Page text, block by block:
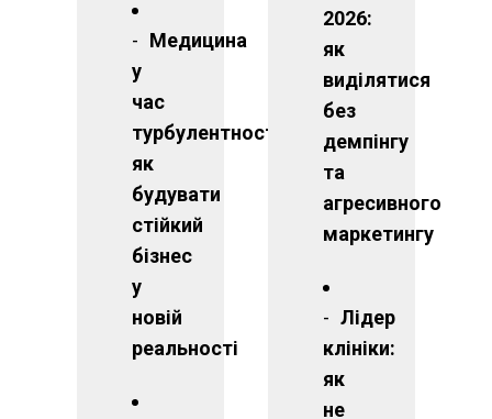
Медицина
у
час
турбулентності:
як
будувати
стійкий
бізнес
у
новій
реальності
2026:
як
виділятися
без
демпінгу
та
агресивного
маркетингу
Лідер
клініки:
як
не